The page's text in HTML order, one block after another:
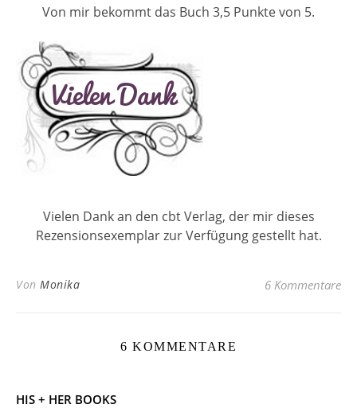
Von mir bekommt das Buch 3,5 Punkte von 5.
Vielen Dank an den cbt Verlag, der mir dieses
Rezensionsexemplar zur Verfügung gestellt hat.
Von Monika 6 Kommentare
6 KOMMENTARE
HIS + HER BOOKS